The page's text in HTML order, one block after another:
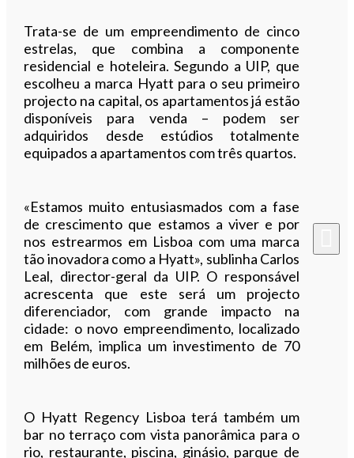
Trata-se de um empreendimento de cinco
estrelas, que combina a componente
residencial e hoteleira. Segundo a UIP, que
escolheu a marca Hyatt para o seu primeiro
projecto na capital, os apartamentos já estão
disponíveis para venda – podem ser
adquiridos desde estúdios totalmente
equipados a apartamentos com três quartos.
«Estamos muito entusiasmados com a fase
de crescimento que estamos a viver e por
nos estrearmos em Lisboa com uma marca
tão inovadora como a Hyatt», sublinha Carlos
Leal, director-geral da UIP. O responsável
acrescenta que este será um projecto
diferenciador, com grande impacto na
cidade: o novo empreendimento, localizado
em Belém, implica um investimento de 70
milhões de euros.
O Hyatt Regency Lisboa terá também um
bar no terraço com vista panorâmica para o
rio, restaurante, piscina, ginásio, parque de